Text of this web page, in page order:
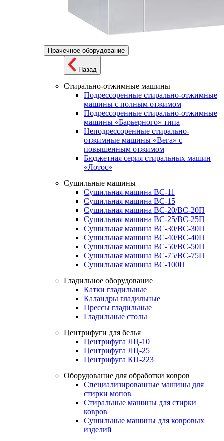
Прачечное оборудование
Назад
Стирально-отжимные машины
Подрессоренные стирально-отжимные
машины с полным отжимом
Подрессоренные стирально-отжимные
машины «Барьерного» типа
Неподрессоренные стирально-
отжимные машины «Вега» с
повышенным отжимом
Бюджетная серия стиральных машин
«Лотос»
Сушильные машины
Сушильная машина ВС-11
Сушильная машина ВС-15
Сушильная машина ВС-20/ВС-20П
Сушильная машина ВС-25/ВС-25П
Сушильная машина ВС-30/ВС-30П
Сушильная машина ВС-40/ВС-40П
Сушильная машина ВС-50/ВС-50П
Сушильная машина ВС-75/ВС-75П
Сушильная машина ВС-100П
Гладильное оборудование
Катки гладильные
Каландры гладильные
Прессы гладильные
Гладильные столы
Центрифуги для белья
Центрифуга ЛЦ-10
Центрифуга ЛЦ-25
Центрифуга КП-223
Оборудование для обработки ковров
Специализированные машины для
стирки мопов
Стиральные машины для стирки
ковров
Сушильные машины для ковровых
изделий